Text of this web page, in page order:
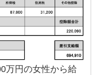
万円の女性から給